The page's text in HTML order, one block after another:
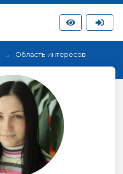
Область интересов